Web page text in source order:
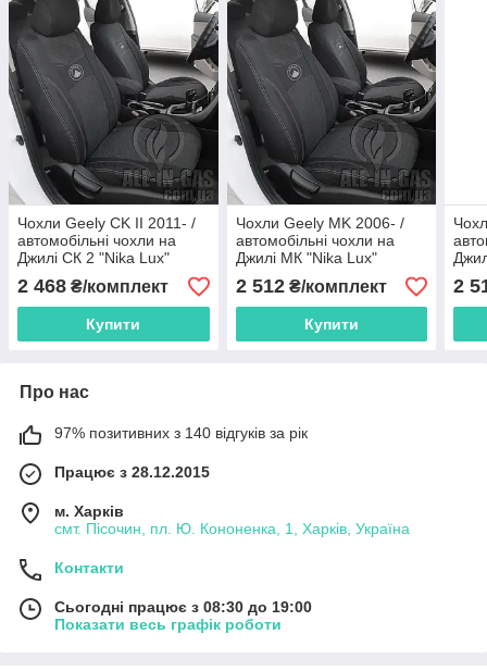
Чохли Geely CK II 2011- /
автомобільні чохли на
Джилі СК 2 "Nika Lux"
2 468 ₴/комплект
Купити
Чохли Geely MK 2006- /
автомобільні чохли на
Джилі МК "Nika Lux"
2 512₴/комплект
Купити
2
Про нас
97% позитивних з 140 відгуків за рік
Працює з 28.12.2015
м. Харків
смт. Пісочин, пл. Ю. Кононенка, 1, Харків, Україна
Контакти
Сьогодні працює з 08:30 до 19:00
Показати весь графік роботи